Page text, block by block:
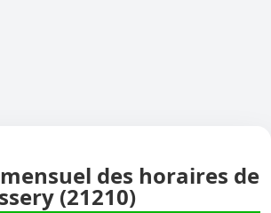
des horaires de
(21210)